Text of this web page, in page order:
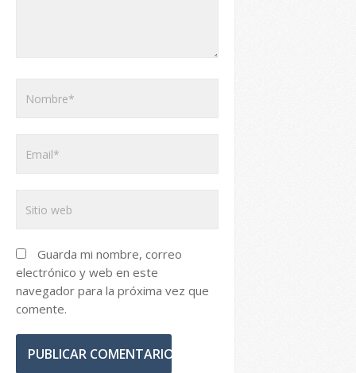
Guarda mi nombre, correo
electrónico y web en este
navegador para la próxima vez que
comente.